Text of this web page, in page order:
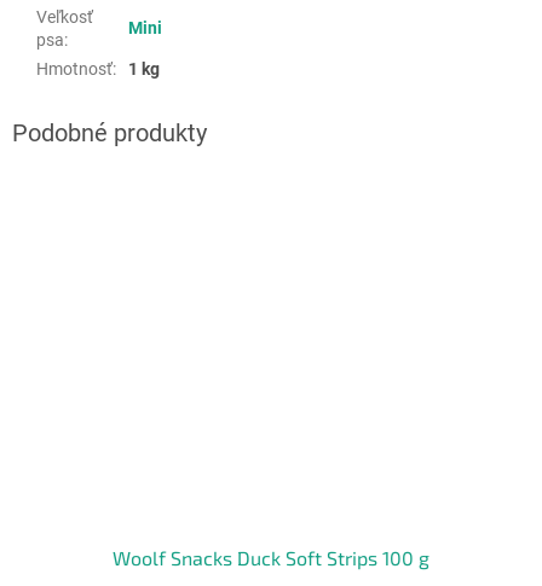
Veľkosť
psa:
Mini
Hmotnosť: 1 kg
Woolf Snacks Duck Soft Strips 100 g